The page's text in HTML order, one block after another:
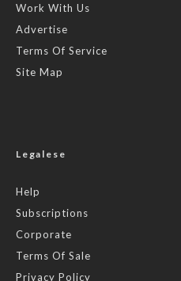
Work With Us
Advertise
Terms Of Service
Site Map
Legalese
Help
Subscriptions
Corporate
Terms Of Sale
Privacy Policy